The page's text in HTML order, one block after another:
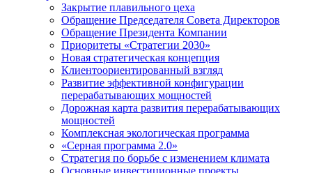
Закрытие плавильного цеха
Обращение Председателя Совета Директоров
Обращение Президента Компании
Приоритеты «Стратегии 2030»
Новая стратегическая концепция
Клиентоориентированный взгляд
Развитие эффективной конфигурации
перерабатывающих мощностей
Дорожная карта развития перерабатывающих
мощностей
Комплексная экологическая программа
«Серная программа 2.0»
Стратегия по борьбе с изменением климата
Основные инвестиционные проекты